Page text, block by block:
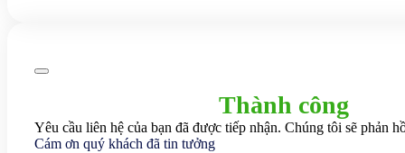
Thành công
Yêu cầu liên hệ của bạn đã được tiếp nhận. Chúng tôi sẽ phản
Cám ơn quý khách đã tin tưởng